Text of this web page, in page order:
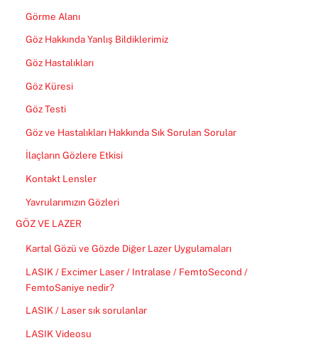
Görme Alanı
Göz Hakkında Yanlış Bildiklerimiz
Göz Hastalıkları
Göz Küresi
Göz Testi
Göz ve Hastalıkları Hakkında Sık Sorulan Sorular
İlaçların Gözlere Etkisi
Kontakt Lensler
Yavrularımızın Gözleri
GÖZ VE LAZER
Kartal Gözü ve Gözde Diğer Lazer Uygulamaları
LASIK / Excimer Laser / Intralase / FemtoSecond /
FemtoSaniye nedir?
LASIK / Laser sık sorulanlar
LASIK Videosu